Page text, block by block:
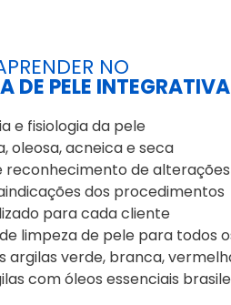
NO
DE PELE INTEGRATIVA
e fisiologia da pele
oleosa, acneica e seca
reconhecimento de
dos procedimentos
para cada cliente
limpeza de pele para todos
argilas verde, branca,
com óleos essenciais